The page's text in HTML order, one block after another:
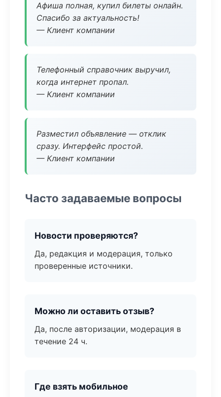
Афиша полная, купил билеты онлайн.
Спасибо за актуальность!
— Клиент компании
Телефонный справочник выручил,
когда интернет пропал.
— Клиент компании
Разместил объявление — отклик
сразу. Интерфейс простой.
— Клиент компании
Часто задаваемые вопросы
Новости проверяются?
Да, редакция и модерация, только
проверенные источники.
Можно ли оставить отзыв?
Да, после авторизации, модерация в
течение 24 ч.
Где взять мобильное